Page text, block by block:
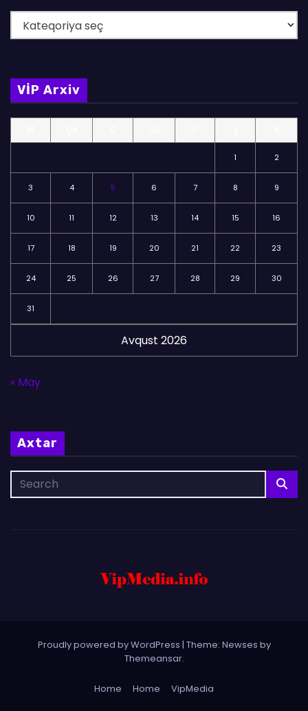
ö
m
l
VİP Arxiv
Avqust 2026
1 2
3 4 5 6 7 8 9
10 11 12 13 14 15 16
17 18 19 20 21 22 23
24 25 26 27 28 29 30
31
« May
Axtar
Proudly powered by WordPress | Theme: Newses by
Themeansar.
Home Home VipMedia